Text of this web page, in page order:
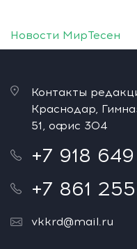
Новости МирТесен
Контакты
Краснодар,
51, офис 304
+7 918
+7 861
vkkrd@mail.ru